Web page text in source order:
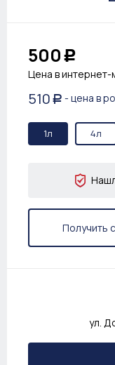
500 Р
Цена в интернет-
510 Р - цена в
1л 4л
Получить
ул.